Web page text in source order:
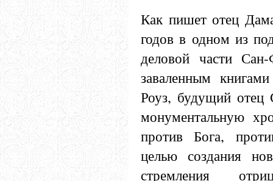
Как пишет отец
годов в одном из
деловой части
заваленным
Роуз, будущий отец
монументальную
против Бога,
целью создания
стремления